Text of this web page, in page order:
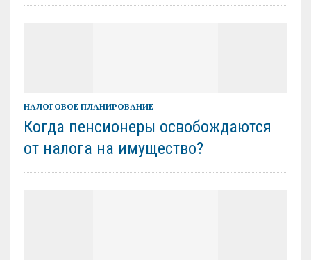
НАЛОГОВОЕ ПЛАНИРОВАНИЕ
Когда пенсионеры освобождаются
от налога на имущество?